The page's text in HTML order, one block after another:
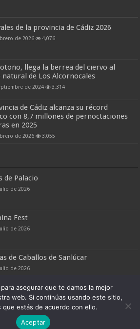
de la provincia de Cádiz 2026
de 2026 4,076
llega la berrea del ciervo al
natural de Los Alcornocales
de 2024 3,314
de Cádiz alcanza su récord
con 8,7 millones de pernoctaciones
en 2025
de 2026 3,055
de Palacio
de 2026
Fest
de 2026
de Caballos de Sanlúcar
de 2026
Digital de Noticias Turísticas
de Turismo de Cádiz © 2026
asegurar que te damos la mejor
web. Si continúas usando este sitio,
que estás de acuerdo con ello.
Aceptar